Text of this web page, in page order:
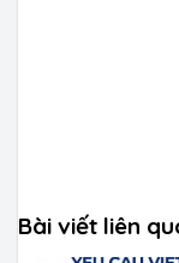
Bài viết liên